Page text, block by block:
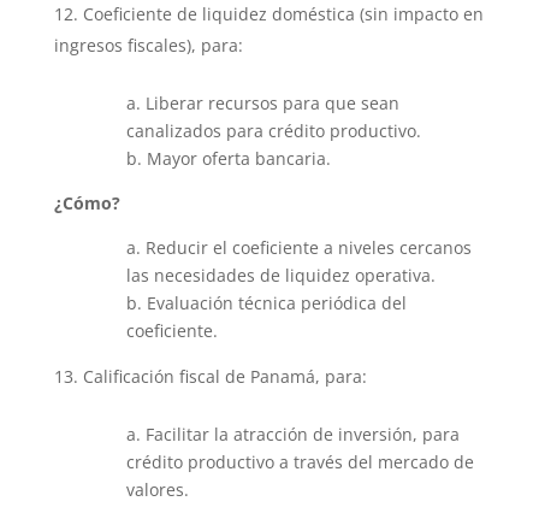
Coeficiente de liquidez doméstica (sin impacto en
ingresos fiscales), para:
a. Liberar recursos para que sean
canalizados para crédito productivo.
b. Mayor oferta bancaria.
¿Cómo?
a. Reducir el coeficiente a niveles cercanos
las necesidades de liquidez operativa.
b. Evaluación técnica periódica del
coeficiente.
Calificación fiscal de Panamá, para:
a. Facilitar la atracción de inversión, para
crédito productivo a través del mercado de
valores.